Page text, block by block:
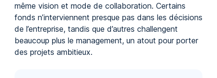
même vision et mode de collaboration. Certains
fonds n’interviennent presque pas dans les décisions
de l’entreprise, tandis que d’autres challengent
beaucoup plus le management, un atout pour porter
des projets ambitieux.